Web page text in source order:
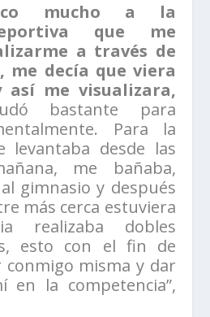
mucho a la
que me
a través de
me decía que viera
así me visualizara,
bastante para
Para la
levantaba desde las
me bañaba,
gimnasio y después
más cerca estuviera
realizaba dobles
esto con el fin de
misma y dar
la competencia”,